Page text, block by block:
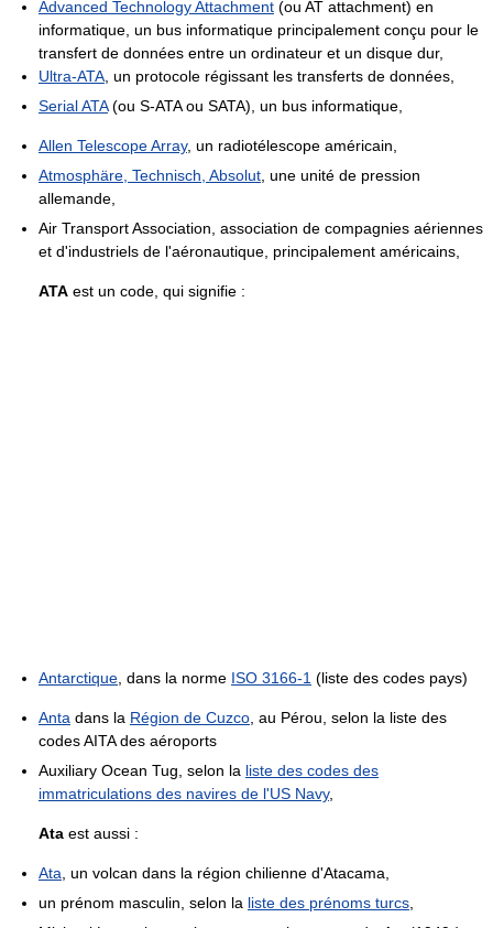
Advanced Technology Attachment (ou AT attachment) en
informatique, un bus informatique principalement conçu pour le
transfert de données entre un ordinateur et un disque dur,
Ultra-ATA , un protocole régissant les transferts de données,
Serial ATA(ou S-ATA ou SATA), un bus informatique,
Allen Telescope Array, un radiotélescope américain,
Atmosphäre, Technisch, Absolut , une unité de pression
allemande,
Air Transport Association, association de compagnies aériennes
et d'industriels de l'aéronautique, principalement américains,
ATA est un code, qui signifie :
Antarctique , dans la norme ISO 3166-1 (liste des codes pays)
Anta dans la Région de Cuzco , au Pérou, selon la liste des
codes AITA des aéroports
Auxiliary Ocean Tug, selon la liste des codes des
immatriculations des navires de l'US Navy,
Ata est aussi :
Ata , un volcan dans la région chilienne d'Atacama,
un prénom masculin, selon la liste des prénoms turcs